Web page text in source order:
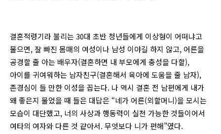
결혼적령기라 불리는 30대 초반 청년들에게 이상형이 어떠냐고
물으면, 잘 빠진 몸매의 여성이나 남성 이야길 하지 않고, 어른을
공경할 줄 아는 배우자(결혼하면 내 부모에게 충성을 다할),
아이를 귀여워하는 남자친구(결혼해서 육아에 도움을 줄 남자),
존경심이 들 만한 이성을 꼽는다. 나 역시 결혼 전 남편에게 내가
왜 좋은지 물었을 때 들은 대답은 “네가 어른(외할머니)을 모시는
모습이 대단했고, 너의 사상과 행동력이 실천 가능한 것들이어서
여타의 여자와 다른 것 같아서. 무엇보다 니가 편해”였다.